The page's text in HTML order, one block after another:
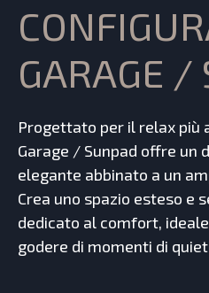
GARAGE /
Progettato per il relax più
Garage / Sunpad offre un
elegante abbinato a un
Crea uno spazio esteso e
dedicato al comfort,
godere di momenti di